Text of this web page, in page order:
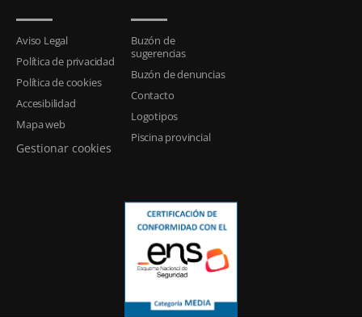
Aviso Legal
Política de privacidad
Política de cookies
Accesibilidad
Mapa web
Gestionar cookies
Buzón de
sugerencias
Buzón de denuncias
Contacto
Logotipos
Piscina provincial